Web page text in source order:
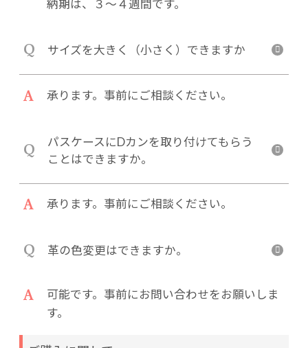
納期は、３～４週間です。
Q サイズを大きく（小さく）できますか
A 承ります。事前にご相談ください。
Q
パスケースにDカンを取り付けてもらう
ことはできますか。
A 承ります。事前にご相談ください。
Q 革の色変更はできますか。
A
可能です。事前にお問い合わせをお願いしま
す。